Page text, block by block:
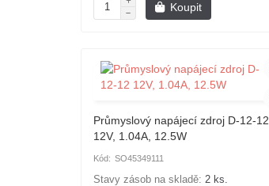
Koupit
Průmyslový napájecí zdroj D-12-12
12V, 1.04A, 12.5W
SO45349111
Stavy zásob na skladě: 2 ks.